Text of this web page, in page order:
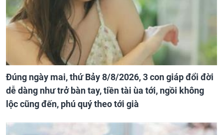
Đúng ngày mai, thứ Bảy 8/8/2026, 3 con giáp đổi đời
dễ dàng như trở bàn tay, tiền tài ùa tới, ngồi không
lộc cũng đến, phú quý theo tới già